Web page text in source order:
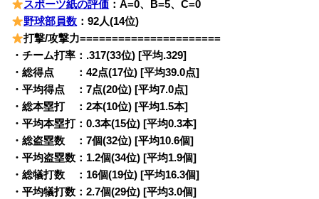
スポーツ紙の評価 ：A=0、B=5、C=0
野球部員数 ：92人(14位)
打撃/攻撃力======================
・チーム打率：.317(33位) [平均.329]
・総得点 ：42点(17位) [平均39.0点]
・平均得点 ：7点(20位) [平均7.0点]
・総本塁打 ：2本(10位) [平均1.5本]
・平均本塁打：0.3本(15位) [平均0.3本]
・総盗塁数 ：7個(32位) [平均10.6個]
・平均盗塁数：1.2個(34位) [平均1.9個]
・総犠打数 ：16個(19位) [平均16.3個]
・平均犠打数：2.7個(29位) [平均3.0個]